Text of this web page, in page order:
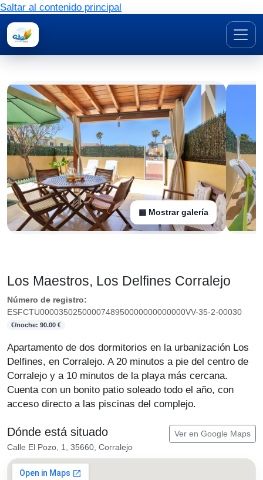
Saltar al contenido principal
▦ Mostrar galería
Los Maestros, Los Delfines Corralejo
Número de registro:
ESFCTU0000350250000748950000000000000VV-35-2-00030
€/noche: 90.00 €
Apartamento de dos dormitorios en la urbanización Los
Delfines, en Corralejo. A 20 minutos a pie del centro de
Corralejo y a 10 minutos de la playa más cercana.
Cuenta con un bonito patio soleado todo el año, con
acceso directo a las piscinas del complejo.
Dónde está situado
Calle El Pozo, 1, 35660, Corralejo
Ver en Google Maps